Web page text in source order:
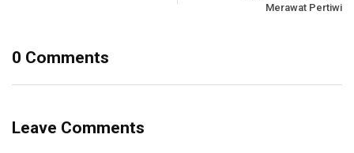
Merawat Pertiwi
0 Comments
Leave Comments